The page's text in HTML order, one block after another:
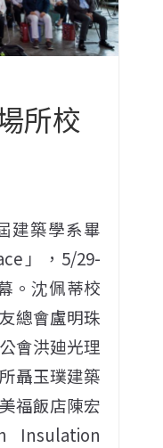
所校
建築學系畢
」，5/29-
。沈佩蒂校
總會盧明珠
會洪廸光理
聶玉璞建築
福飯店陳宏